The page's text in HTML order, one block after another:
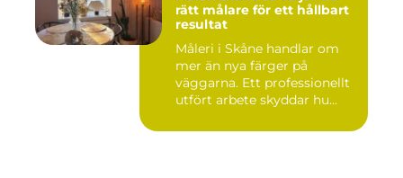
rätt målare för ett hållbart
resultat
Måleri i Skåne handlar om
mer än nya färger på
väggarna. Ett professionellt
utfört arbete skyddar hu...